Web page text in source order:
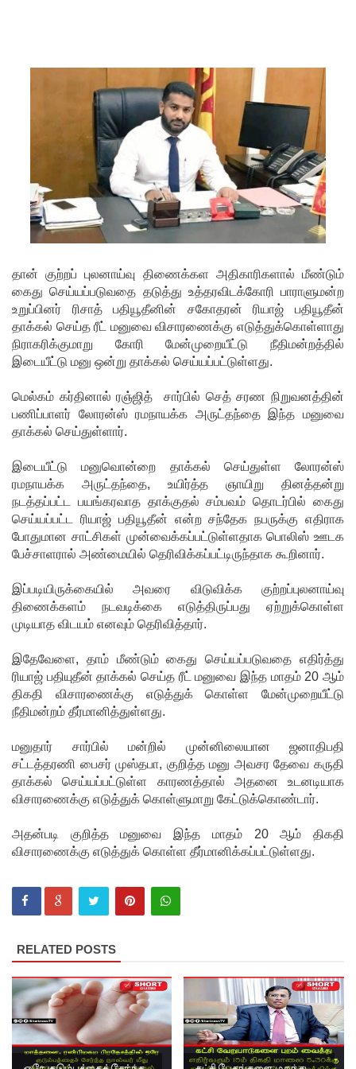
காணாமற்
போன
கோட்டாப
ய
ராஜபக்ச
செப்டம்பர்
தேதி
காணொ
ளி மூலம்
சாட்சியம
ளிக்க
நீதிமன்றம்
நேற்றைய
மெகசின்
சிறை
மோதலில்
கைதி
பலி!
சிறைக்கல
முப்படையி
விடுக்கப்ப
ட்ட
அறிவிப்பு!
சிறையின்
வாயிற்கத
தான் குற்றப் புலனாய்வு திணைக்கள அதிகாரிகளால் மீண்டும்
கைது செய்யப்படுவதை தடுத்து உத்தரவிடக்கோரி பாராளுமன்ற
உறுப்பினர் ரிசாத் பதியூதீனின் சகோதரன் ரியாஜ் பதியூதீன்
தாக்கல் செய்த ரீட் மனுவை விசாரணைக்கு எடுத்துக்கொள்ளாது
நிராகரிக்குமாறு கோரி மேன்முறையீட்டு நீதிமன்றத்தில்
இடையீட்டு மனு ஒன்று தாக்கல் செய்யப்பட்டுள்ளது.
மெல்கம் கர்தினால் ரஞ்ஜித் சார்பில் செத் சரண நிறுவனத்தின்
பணிப்பாளர் லோரன்ஸ் ரமநாயக்க அருட்தந்தை இந்த மனுவை
தாக்கல் செய்துள்ளார்.
இடையீட்டு மனுவொன்றை தாக்கல் செய்துள்ள லோரன்ஸ்
ரமநாயக்க அருட்தந்தை, உயிர்த்த ஞாயிறு தினத்தன்று
நடத்தப்பட்ட பயங்கரவாத தாக்குதல் சம்பவம் தொடர்பில் கைது
செய்யப்பட்ட ரியாஜ் பதியூதீன் என்ற சந்தேக நபருக்கு எதிராக
போதுமான சாட்சிகள் முன்வைக்கப்பட்டுள்ளதாக பொலிஸ் ஊடக
பேச்சாளரால் அண்மையில் தெரிவிக்கப்பட்டிருந்தாக கூறினார்.
இப்படியிருக்கையில் அவரை விடுவிக்க குற்றப்புலனாய்வு
திணைக்களம் நடவடிக்கை எடுத்திருப்பது ஏற்றுக்கொள்ள
முடியாத விடயம் எனவும் தெரிவித்தார்.
இதேவேளை, தாம் மீண்டும் கைது செய்யப்படுவதை எதிர்த்து
ரியாஜ் பதியுதீன் தாக்கல் செய்த ரீட் மனுவை இந்த மாதம் 20 ஆம்
திகதி விசாரணைக்கு எடுத்துக் கொள்ள மேன்முறையீட்டு
நீதிமன்றம் தீர்மானித்துள்ளது.
மனுதார் சார்பில் மன்றில் முன்னிலையான ஜனாதிபதி
சட்டத்தரணி பைசர் முஸ்தபா, குறித்த மனு அவசர தேவை கருதி
தாக்கல் செய்யப்பட்டுள்ள காரணத்தால் அதனை உடனடியாக
விசாரணைக்கு எடுத்துக் கொள்ளுமாறு கேட்டுக்கொண்டார்.
அதன்படி குறித்த மனுவை இந்த மாதம் 20 ஆம் திகதி
விசாரணைக்கு எடுத்துக் கொள்ள தீர்மானிக்கப்பட்டுள்ளது.
RELATED POSTS